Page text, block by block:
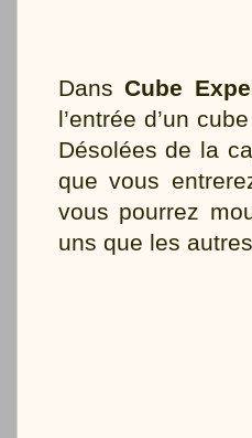
DansCube
l’entrée d’un
Désolées de la
que vous
vous pourrez
uns que les